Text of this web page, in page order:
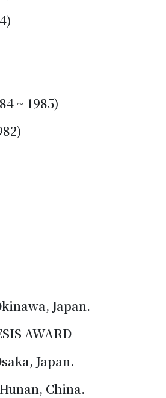
~ 1985)
Japan.
AWARD
Japan.
China.